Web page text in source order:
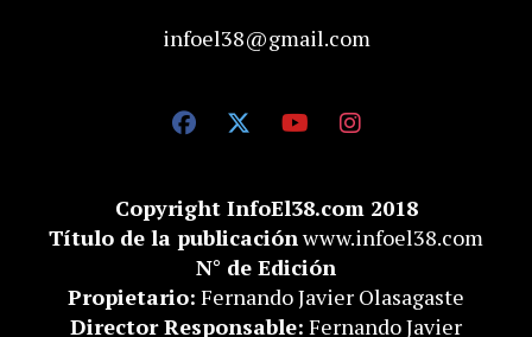
Copyright InfoEl38.com 2018
Título de la publicaciónwww.infoel38.com
N° de Edición
Propietario: Fernando Javier Olasagaste
Director Responsable: Fernando Javier
infoel38@gmail.com